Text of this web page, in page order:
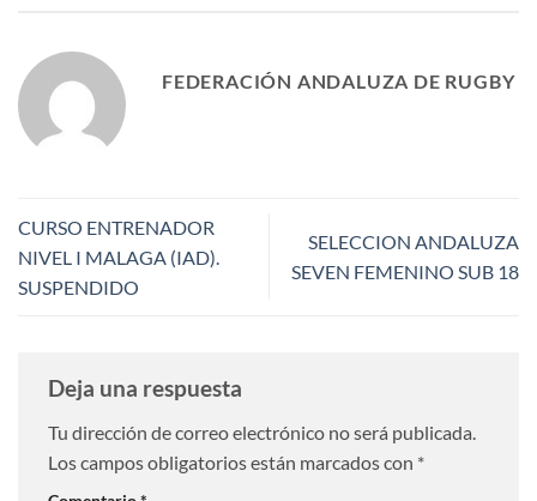
FEDERACIÓN ANDALUZA DE RUGBY
CURSO ENTRENADOR
NIVEL I MALAGA (IAD).
SUSPENDIDO
SELECCION ANDALUZA
SEVEN FEMENINO SUB 18
Deja una respuesta
Tu dirección de correo electrónico no será publicada.
Los campos obligatorios están marcados con *